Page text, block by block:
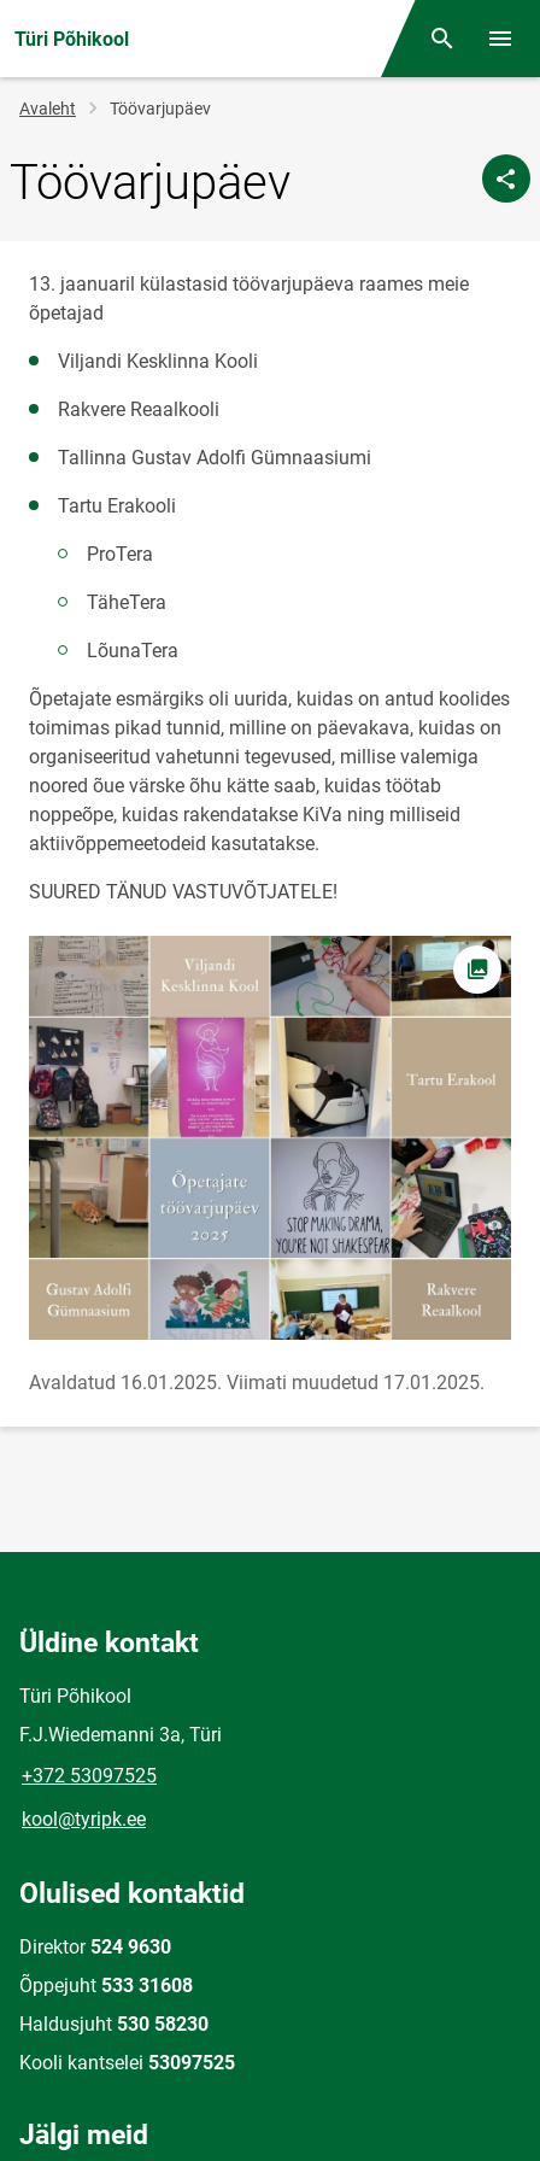
Türi Põhikool Otsing
Jälglink
Avaleht Töövarjupäev
Töövarjupäev
13. jaanuaril külastasid töövarjupäeva raames meie
õpetajad
Viljandi Kesklinna Kooli
Rakvere Reaalkooli
Tallinna Gustav Adolfi Gümnaasiumi
Tartu Erakooli
ProTera
TäheTera
LõunaTera
Õpetajate esmärgiks oli uurida, kuidas on antud koolides
toimimas pikad tunnid, milline on päevakava, kuidas on
organiseeritud vahetunni tegevused, millise valemiga
noored õue värske õhu kätte saab, kuidas töötab
noppeõpe, kuidas rakendatakse KiVa ning milliseid
aktiivõppemeetodeid kasutatakse.
SUURED TÄNUD VASTUVÕTJATELE!
Ava
Avaldatud 16.01.2025. Viimati muudetud 17.01.2025.
Üldine kontakt
Türi Põhikool
F.J.Wiedemanni 3a, Türi
+372 53097525
kool@tyripk.ee
Olulised kontaktid
Direktor 524 9630
Õppejuht 533 31608
Haldusjuht 530 58230
Kooli kantselei 53097525
Jälgi meid